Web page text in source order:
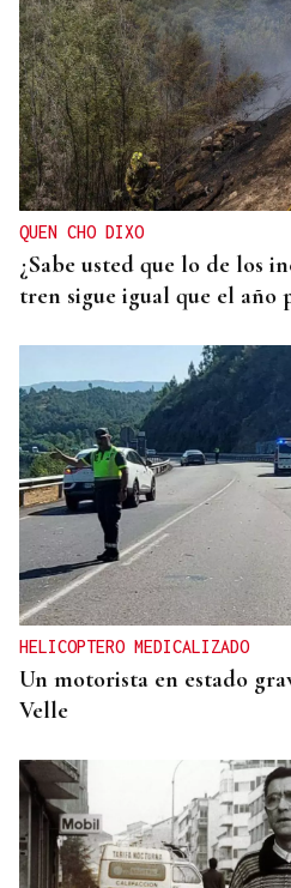
QUEN CHO DIXO
¿Sabe usted que lo de los
tren sigue igual que el año
HELICOPTERO MEDICALIZADO
Un motorista en estado
Velle